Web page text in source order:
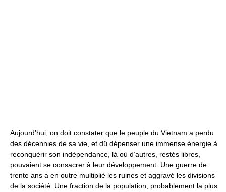
Aujourd’hui, on doit constater que le peuple du Vietnam a perdu
des décennies de sa vie, et dû dépenser une immense énergie à
reconquérir son indépendance, là où d’autres, restés libres,
pouvaient se consacrer à leur développement. Une guerre de
trente ans a en outre multiplié les ruines et aggravé les divisions
de la société. Une fraction de la population, probablement la plus